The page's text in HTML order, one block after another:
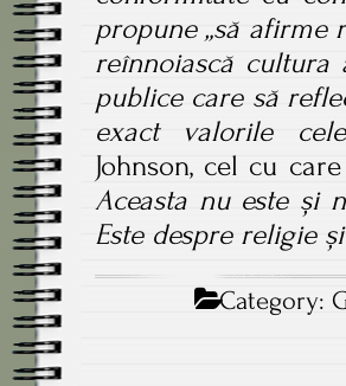
propune „să afirme
reînnoiască
publice care să
exact valorile
Johnson, cel cu
Aceasta nu este și
Este despre religie
Category: